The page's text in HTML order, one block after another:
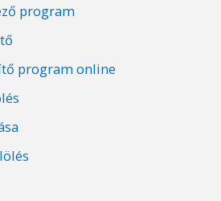
program
program online